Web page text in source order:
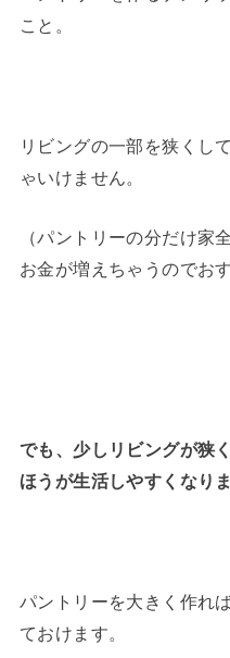
こと。
リビングの一部を狭くし
ゃいけません。
（パントリーの分だけ家
お金が増えちゃうのでお
でも、少しリビングが狭
ほうが生活しやすくなりま
パントリーを大きく作れ
ておけます。